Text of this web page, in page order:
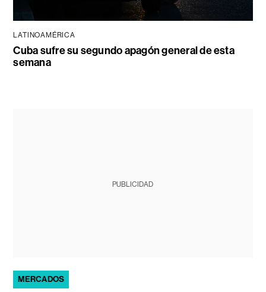
LATINOAMÉRICA
Cuba sufre su segundo apagón general de esta
semana
PUBLICIDAD
MERCADOS